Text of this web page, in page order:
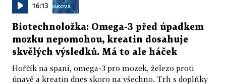
16:13
Biotechnoložka: Omega-3 před úpadkem
mozku nepomohou, kreatin dosahuje
skvělých výsledků. Má to ale háček
Hořčík na spaní, omega-3 pro mozek, železo proti
únavě a kreatin dnes skoro na všechno. Trh s doplňky